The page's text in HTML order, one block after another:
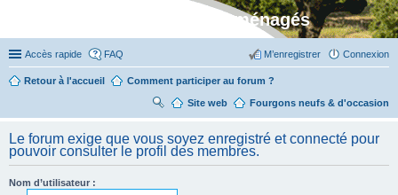
Stylevan - Vans aménagés
Accès rapide FAQ Connexion
M’enregistrer
Retour à l'accueil Comment participer au forum ?
Fourgons neufs & d'occasion
Site web
R
her
ch
er
Le forum exige que vous soyez enregistré et connecté pour
pouvoir consulter le profil des membres.
Nom d’utilisateur :